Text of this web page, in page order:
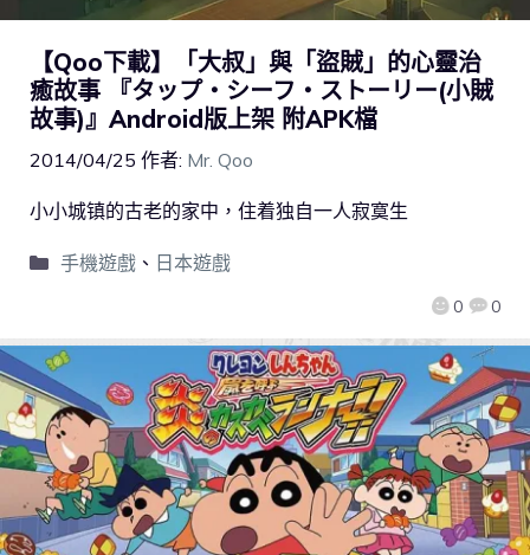
【Qoo下載】「大叔」與「盜賊」的心靈治
癒故事 『タップ・シーフ・ストーリー(小賊
故事)』Android版上架 附APK檔
2014/04/25 作者: Mr. Qoo
0 0
小小城镇的古老的家中，住着独自一人寂寞生
手機遊戲、 日本遊戲